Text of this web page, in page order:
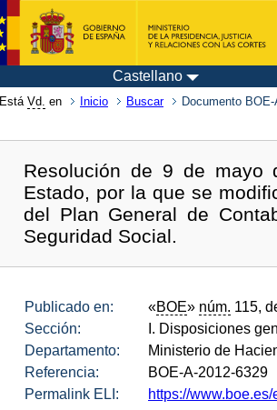
Castellano
Está Vd. en Inicio Buscar Documento
Resolución de 9 de mayo
Estado, por la que se
del Plan General de
Seguridad Social.
Publicado en: «BOE» núm. 115,
Sección:
I. Disposiciones
Departamento:
Ministerio de
Referencia:
BOE-A-2012-6329
Permalink ELI:
https://